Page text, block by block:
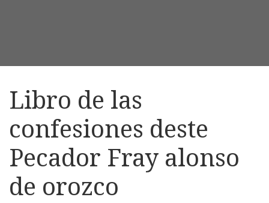
Libro de las
confesiones deste
Pecador Fray alonso
de orozco